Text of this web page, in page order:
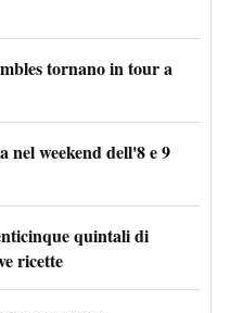
tornano in tour a
weekend dell'8 e 9
quintali di
ricette